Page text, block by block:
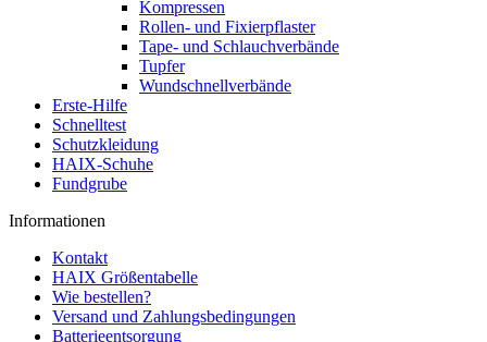
Kompressen
Rollen- und Fixierpflaster
Tape- und Schlauchverbände
Tupfer
Wundschnellverbände
Erste-Hilfe
Schnelltest
Schutzkleidung
HAIX-Schuhe
Fundgrube
Informationen
Kontakt
HAIX Größentabelle
Wie bestellen?
Versand und Zahlungsbedingungen
Batterieentsorgung